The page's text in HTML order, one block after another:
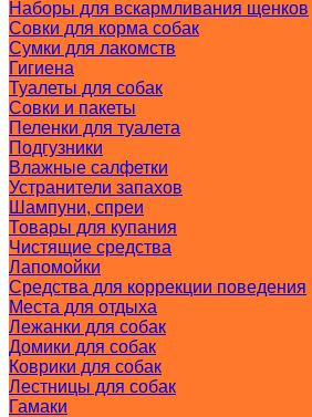
Наборы для вскармливания щенков
Совки для корма собак
Сумки для лакомств
Гигиена
Туалеты для собак
Совки и пакеты
Пеленки для туалета
Подгузники
Влажные салфетки
Устранители запахов
Шампуни, спреи
Товары для купания
Чистящие средства
Лапомойки
Средства для коррекции поведения
Места для отдыха
Лежанки для собак
Домики для собак
Коврики для собак
Лестницы для собак
Гамаки